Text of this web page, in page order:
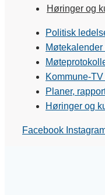
Høringer og
Politisk
Kommune-
Planer,
Høringer og
Facebook